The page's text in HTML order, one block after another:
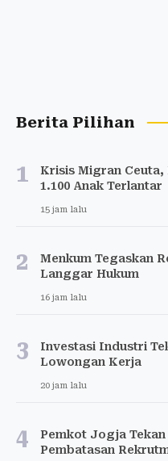
Berita Pilihan
1
Krisis Migran Ceuta,
1.100 Anak Terlantar
15 jam lalu
2
Menkum Tegaskan
Langgar Hukum
16 jam lalu
3
Investasi Industri
Lowongan Kerja
20 jam lalu
4
Pemkot Jogja
Pembatasan